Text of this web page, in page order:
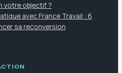
votre objectif ?
avec France Travail : 6
sa reconversion